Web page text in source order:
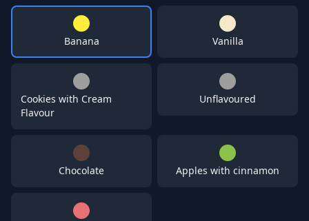
Banana Vanilla
Cookies with Cream
Flavour
Unflavoured
Chocolate Apples with cinnamon